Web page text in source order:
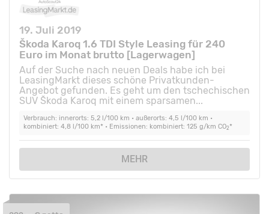
19. Juli 2019
Škoda Karoq 1.6 TDI Style Leasing für 240
Euro im Monat brutto [Lagerwagen]
Auf der Suche nach neuen Deals habe ich bei
LeasingMarkt dieses schöne Privatkunden-
Angebot gefunden. Es geht um den tschechischen
SUV Škoda Karoq mit einem sparsamen...
Verbrauch: innerorts: 5,2 l/100 km • außerorts: 4,5 l/100 km •
kombiniert: 4,8 l/100 km* • Emissionen: kombiniert: 125 g/km CO2*
MEHR